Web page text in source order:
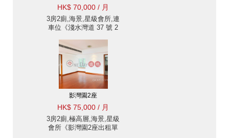
HK$ 70,000 / 月
3房2廁,海景,星級會所,連
車位《淺水灣道 37 號 2
影灣園2座
HK$ 75,000 / 月
3房2廁,極高層,海景,星級
會所《影灣園2座出租單